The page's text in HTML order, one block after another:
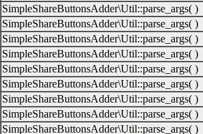
SimpleShareButtonsAdder\Util::parse_args( )
SimpleShareButtonsAdder\Util::parse_args( )
SimpleShareButtonsAdder\Util::parse_args( )
SimpleShareButtonsAdder\Util::parse_args( )
SimpleShareButtonsAdder\Util::parse_args( )
SimpleShareButtonsAdder\Util::parse_args( )
SimpleShareButtonsAdder\Util::parse_args( )
SimpleShareButtonsAdder\Util::parse_args( )
SimpleShareButtonsAdder\Util::parse_args( )